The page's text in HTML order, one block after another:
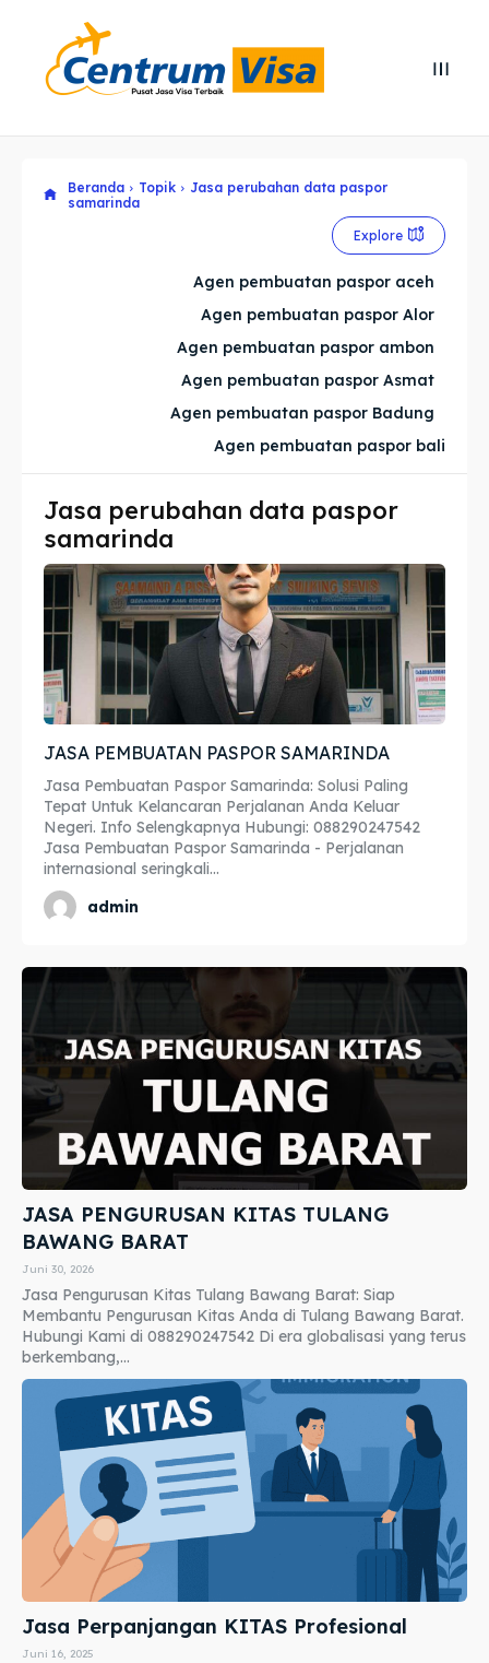
Explore our destinations
Imta
Legalisir
Apostille
Penerjemah
Asuransi
Explore our destinations
Imta
Legalisir
Apostille
Penerjemah
Asuransi
Beranda Topik
Jasa perubahan data paspor
samarinda
Explore
Agen pembuatan paspor aceh
Agen pembuatan paspor Alor
Agen pembuatan paspor ambon
Agen pembuatan paspor Asmat
Agen pembuatan paspor Badung
Agen pembuatan paspor bali
Jasa perubahan data paspor
samarinda
JASA PEMBUATAN PASPOR SAMARINDA
Jasa Pembuatan Paspor Samarinda: Solusi Paling
Tepat Untuk Kelancaran Perjalanan Anda Keluar
Negeri. Info Selengkapnya Hubungi: 088290247542
Jasa Pembuatan Paspor Samarinda - Perjalanan
internasional seringkali...
admin
JASA PENGURUSAN KITAS TULANG
BAWANG BARAT
Juni 30, 2026
Jasa Pengurusan Kitas Tulang Bawang Barat: Siap
Membantu Pengurusan Kitas Anda di Tulang Bawang Barat.
Hubungi Kami di 088290247542 Di era globalisasi yang terus
berkembang,...
Jasa Perpanjangan KITAS Profesional
Juni 16, 2025